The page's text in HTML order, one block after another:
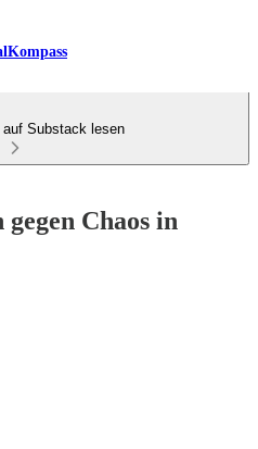
Substack lesen
Chaos in